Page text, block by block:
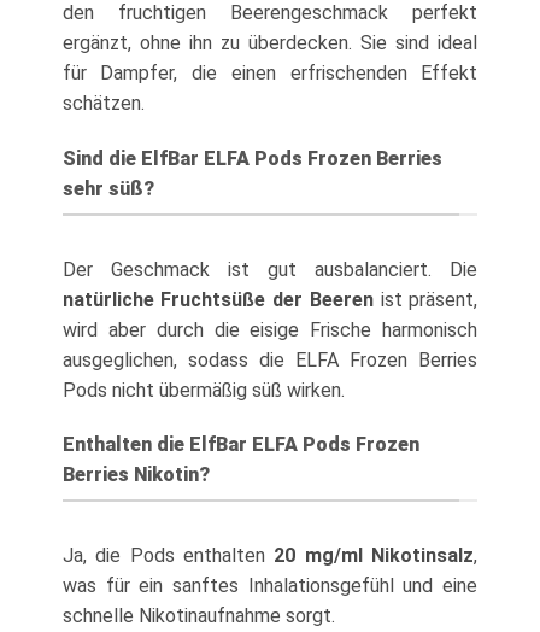
den fruchtigen Beerengeschmack perfekt
ergänzt, ohne ihn zu überdecken. Sie sind ideal
für Dampfer, die einen erfrischenden Effekt
schätzen.
Sind die ElfBar ELFA Pods Frozen Berries
sehr süß?
Der Geschmack ist gut ausbalanciert. Die
natürliche Fruchtsüße der Beerenist präsent,
wird aber durch die eisige Frische harmonisch
ausgeglichen, sodass die ELFA Frozen Berries
Pods nicht übermäßig süß wirken.
Enthalten die ElfBar ELFA Pods Frozen
Berries Nikotin?
Ja, die Pods enthalten 20 mg/ml Nikotinsalz,
was für ein sanftes Inhalationsgefühl und eine
schnelle Nikotinaufnahme sorgt.